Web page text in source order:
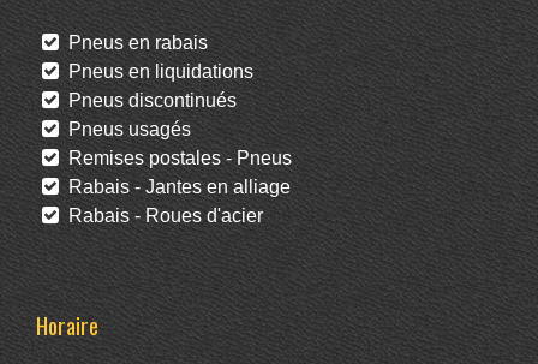
Pneus en rabais
Pneus en liquidations
Pneus discontinués
Pneus usagés
Remises postales - Pneus
Rabais - Jantes en alliage
Rabais - Roues d'acier
Horaire